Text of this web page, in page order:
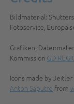
Bildmaterial:
Fotoservice,
Grafiken,
Kommission GD
Icons made by Jeitler
Anton Saputro from